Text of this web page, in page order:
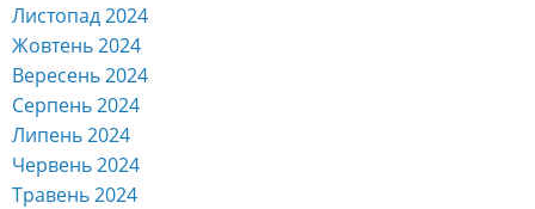
Листопад 2024
Жовтень 2024
Вересень 2024
Серпень 2024
Липень 2024
Червень 2024
Травень 2024